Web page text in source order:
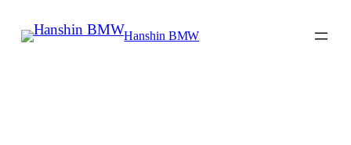
Hanshin BMW